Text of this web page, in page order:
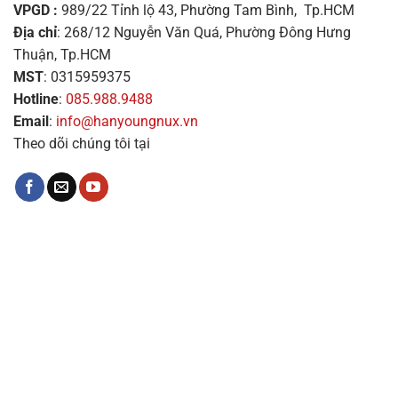
VPGD : 989/22 Tỉnh lộ 43, Phường Tam Bình, Tp.HCM
Địa chỉ: 268/12 Nguyễn Văn Quá, Phường Đông Hưng
Thuận, Tp.HCM
MST: 0315959375
Hotline: 085.988.9488
Email: info@hanyoungnux.vn
Theo dõi chúng tôi tại